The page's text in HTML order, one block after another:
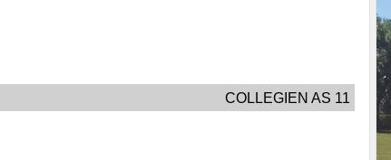
COLLEGIEN AS 11